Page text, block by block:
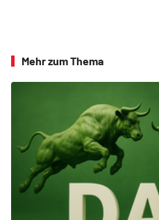
Mehr zum Thema